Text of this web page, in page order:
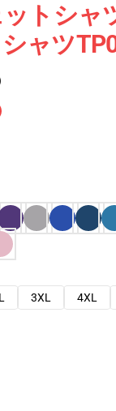
トシャ
ャツ
3XL 4XL